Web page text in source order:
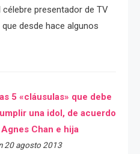
célebre presentador de TV
desde hace algunos
5 «cláusulas» que debe
una idol, de acuerdo
Agnes Chan e hija
20 agosto 2013